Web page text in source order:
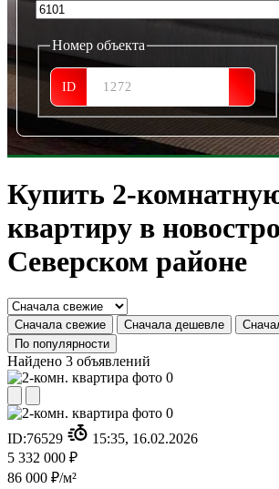
Номер объекта
ID
Купить 2-
квартиру в
Северском районе
Сначала свежие Сначала дешевле
По популярности
Найдено 3 объявлений
ID:76529
15:35, 16.02.2026
5 332 000 ₽
86 000 ₽/м²